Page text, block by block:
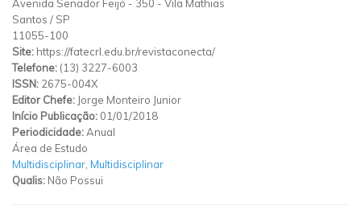
Avenida Senador Feijó - 350 - Vila Mathias
Santos / SP
11055-100
Site: https://fatecrl.edu.br/revistaconecta/
Telefone: (13) 3227-6003
ISSN: 2675-004X
Editor Chefe: Jorge Monteiro Junior
Início Publicação: 01/01/2018
Periodicidade:Anual
Área de Estudo
Multidisciplinar Multidisciplinar
Qualis: Não Possui